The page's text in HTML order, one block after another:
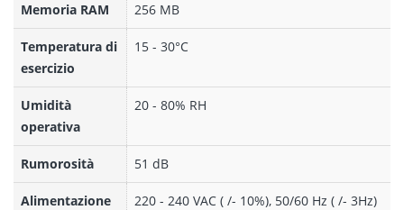
Memoria RAM 256 MB
Temperatura di
esercizio
15 - 30°C
Umidità
operativa
20 - 80% RH
Rumorosità 51 dB
Alimentazione 220 - 240 VAC ( /- 10%), 50/60 Hz ( /- 3Hz)